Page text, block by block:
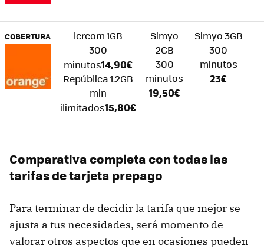
COBERTURA
lcrcom 1GB
300
minutos14,90€
República 1.2GB
min
ilimitados15,80€
Simyo
2GB
300
minutos
19,50€
Simyo 3GB
300
minutos
23€
Comparativa completa con todas las
tarifas de tarjeta prepago
Para terminar de decidir la tarifa que mejor se
ajusta a tus necesidades, será momento de
valorar otros aspectos que en ocasiones pueden